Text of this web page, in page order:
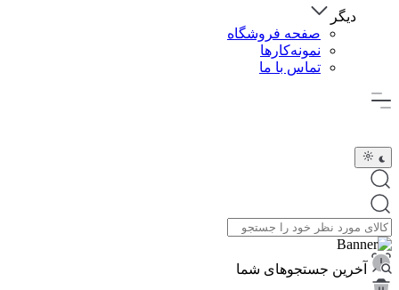
دیگر
صفحه فروشگاه
نمونه‌کارها
تماس با ما
آخرین جستجوهای شما